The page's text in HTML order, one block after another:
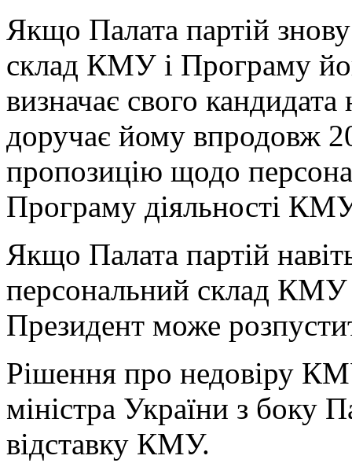
Якщо Палата партій
склад КМУ і Програму
визначає свого
доручає йому впродовж
пропозицію щодо
Програму діяльності
Якщо Палата партій
персональний склад КМУ
Президент може
Рішення про недовіру
міністра України з боку
відставку КМУ.